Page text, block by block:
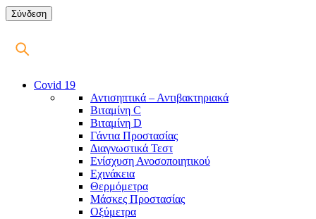
Covid 19
Αντισηπτικά – Αντιβακτηριακά
Βιταμίνη C
Βιταμίνη D
Γάντια Προστασίας
Διαγνωστικά Τεστ
Ενίσχυση Ανοσοποιητικού
Εχινάκεια
Θερμόμετρα
Μάσκες Προστασίας
Οξύμετρα